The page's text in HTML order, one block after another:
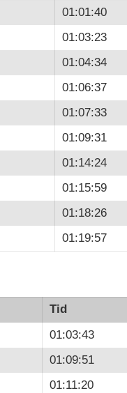
01:01:40
01:03:23
01:04:34
01:06:37
01:07:33
01:09:31
01:14:24
01:15:59
01:18:26
01:19:57
Tid
01:03:43
01:09:51
01:11:20